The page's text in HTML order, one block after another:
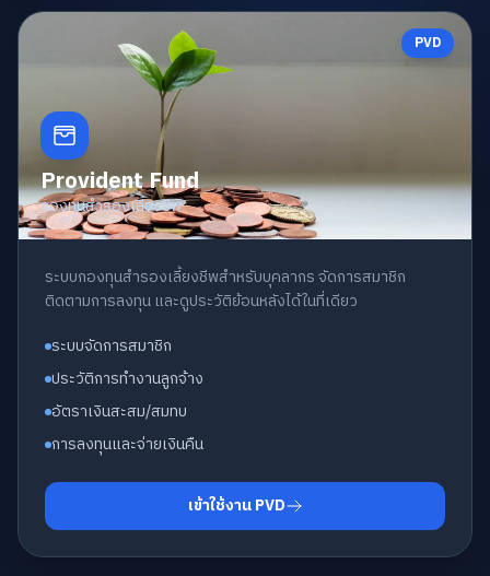
PVD
Provident Fund
กองทุนสำรองเลี้ยงชีพ
ระบบกองทุนสำรองเลี้ยงชีพสำหรับบุคลากร จัดการสมาชิก
ติดตามการลงทุน และดูประวัติย้อนหลังได้ในที่เดียว
ระบบจัดการสมาชิก
ประวัติการทำงานลูกจ้าง
อัตราเงินสะสม/สมทบ
การลงทุนและจ่ายเงินคืน
เข้าใช้งาน PVD